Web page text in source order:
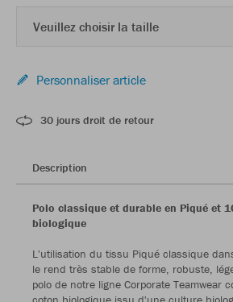
Veuillez choisir la taille
Personnaliser article
30 jours droit de retour
Description
Polo classique et durable en Piqué et
biologique
L'utilisation du tissu Piqué classique
le rend très stable de forme, robuste,
polo de notre ligne Corporate Teamwear